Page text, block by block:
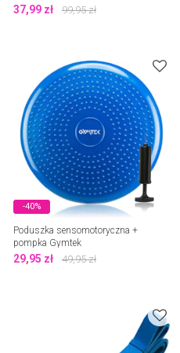
37,99 zł 99,95zł
-40%
Poduszka sensomotoryczna +
pompka Gymtek
29,95 zł 49,95zł